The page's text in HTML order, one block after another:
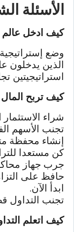
الأسئلة
كيف ادخل عالم
وضع
الذين يدخلون
استراتيجيتين
كيف تربح
شراء
تجنب الأسهم
إنشاء محفظة
كن مستعدا
جرب جهاز
حافظ على
ابدأ الآن.
تجنب التداول
كيف اتعلم